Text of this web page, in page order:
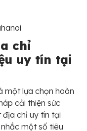
chỉ
uy tín tại
một lựa chọn hoàn
cải thiện sức
chỉ uy tín tại
một số tiêu